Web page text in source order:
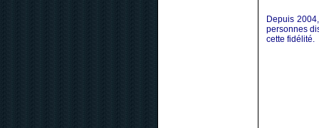
Depuis
personnes
cette fidélité.